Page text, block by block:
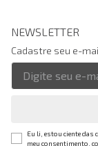
NEWSLETTER
Cadastre seu e-
Eu li, estou ciente das
meu consentimento,